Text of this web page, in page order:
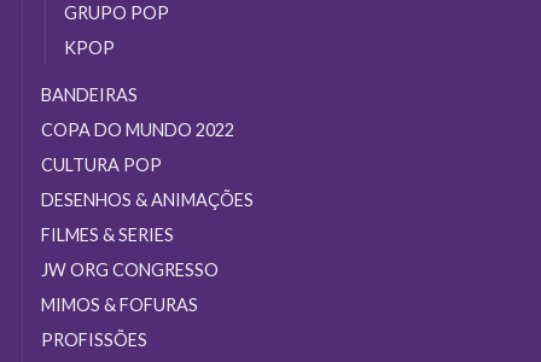
GRUPO POP
KPOP
BANDEIRAS
COPA DO MUNDO 2022
CULTURA POP
DESENHOS & ANIMAÇÕES
FILMES & SERIES
JW ORG CONGRESSO
MIMOS & FOFURAS
PROFISSÕES